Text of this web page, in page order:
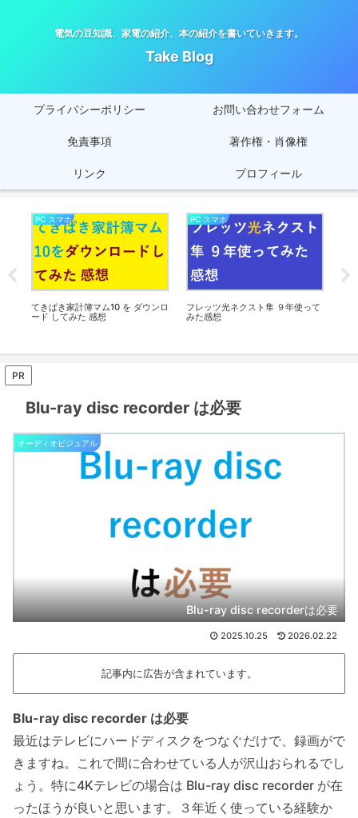
電気の豆知識、家電の紹介、本の紹介を書いていきます。
Take Blog
プライバシーポリシー お問い合わせフォーム
免責事項 著作権・肖像権
リンク プロフィール
PC スマホ
てきぱき家計簿マム10 を ダウンロ
ード してみた 感想
PC スマホ
フレッツ光ネクスト隼 ９年使って
みた感想
PR
Blu-ray disc recorder は必要
オーディオビジュアル
Blu-ray disc recorderは必要
2025.10.25 2026.02.22
記事内に広告が含まれています。
Blu-ray disc recorder は必要
最近はテレビにハードディスクをつなぐだけで、録画がで
きますね。これで間に合わせている人が沢山おられるでし
ょう。特に4Kテレビの場合は Blu-ray disc recorder が在
ったほうが良いと思います。３年近く使っている経験か